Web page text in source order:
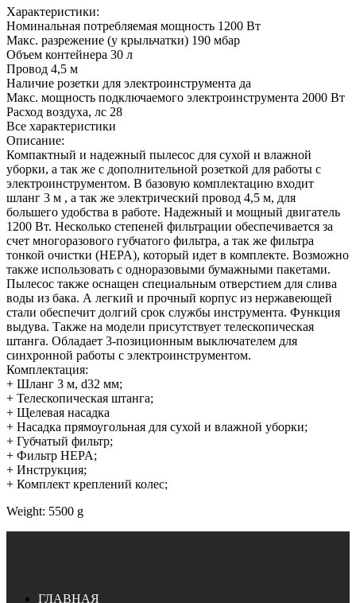
Характеристики:
Номинальная потребляемая мощность 1200 Вт
Макс. разрежение (у крыльчатки) 190 мбар
Объем контейнера 30 л
Провод 4,5 м
Наличие розетки для электроинструмента да
Макс. мощность подключаемого электроинструмента 2000 Вт
Расход воздуха, лс 28
Все характеристики
Описание:
Компактный и надежный пылесос для сухой и влажной
уборки, а так же с дополнительной розеткой для работы с
электроинструментом. В базовую комплектацию входит
шланг 3 м , а так же электрический провод 4,5 м, для
большего удобства в работе. Надежный и мощный двигатель
1200 Вт. Несколько степеней фильтрации обеспечивается за
счет многоразового губчатого фильтра, а так же фильтра
тонкой очистки (HEPA), который идет в комплекте. Возможно
также использовать с одноразовыми бумажными пакетами.
Пылесос также оснащен специальным отверстием для слива
воды из бака. А легкий и прочный корпус из нержавеющей
стали обеспечит долгий срок службы инструмента. Функция
выдува. Также на модели присутствует телескопическая
штанга. Обладает 3-позиционным выключателем для
синхронной работы с электроинструментом.
Комплектация:
+ Шланг 3 м, d32 мм;
+ Телескопическая штанга;
+ Щелевая насадка
+ Насадка прямоугольная для сухой и влажной уборки;
+ Губчатый фильтр;
+ Фильтр HEPA;
+ Инструкция;
+ Комплект креплений колес;
Weight: 5500 g
ГЛАВНАЯ